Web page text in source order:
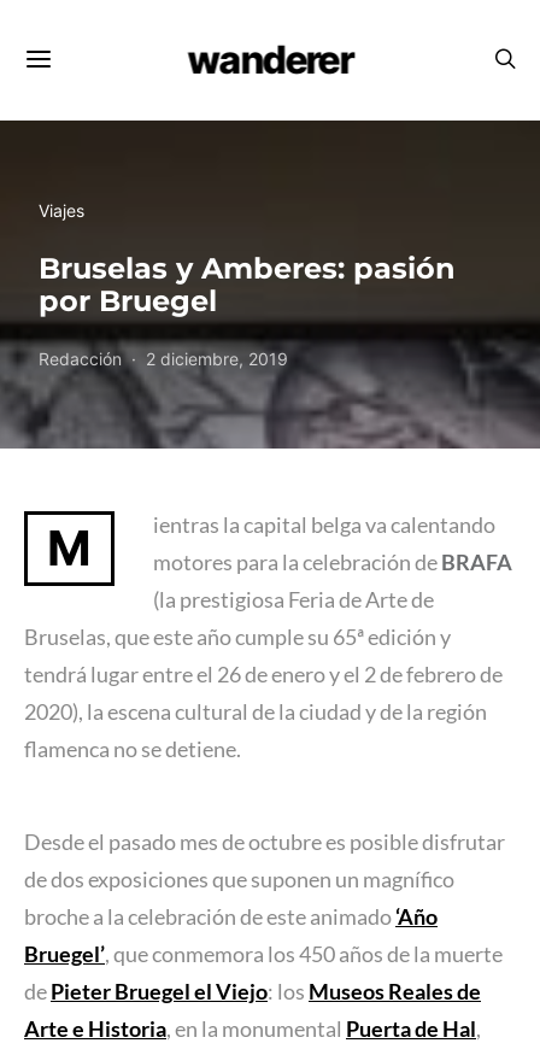
wanderer
Viajes
Bruselas y Amberes: pasión
por Bruegel
Redacción 2 diciembre, 2019
M
ientras la capital belga va calentando
motores para la celebración deBRAFA
(la prestigiosa Feria de Arte de
Bruselas, que este año cumple su 65ª edición y
tendrá lugar entre el 26 de enero y el 2 de febrero de
2020), la escena cultural de la ciudad y de la región
flamenca no se detiene.
Desde el pasado mes de octubre es posible disfrutar
de dos exposiciones que suponen un magnífico
broche a la celebración de este animado‘Año
Bruegel’, que conmemora los 450 años de la muerte
dePieter Bruegel el Viejo: los Museos Reales de
Arte e Historia, en la monumental Puerta de Hal,